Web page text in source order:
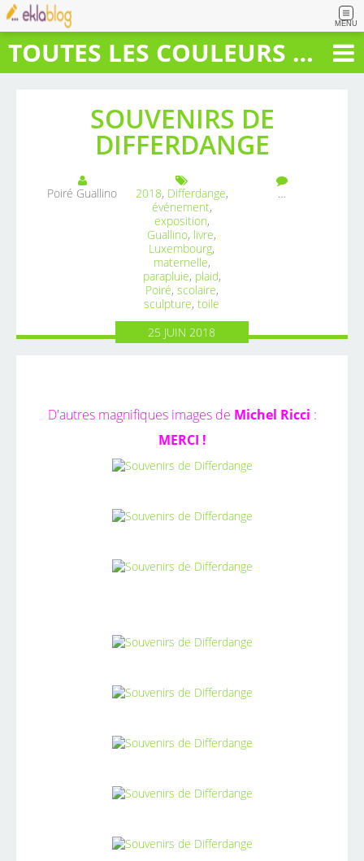
MENU
TOUTES LES COULEURS DU BONHEUR
SOUVENIRS DE
DIFFERDANGE
Poiré Guallino 2018, Differdange,
événement,
exposition,
Guallino, livre,
Luxembourg,
maternelle,
parapluie, plaid,
Poiré, scolaire,
sculpture, toile
…
25 JUIN2018
D'autres magnifiques images de Michel Ricci :
MERCI !